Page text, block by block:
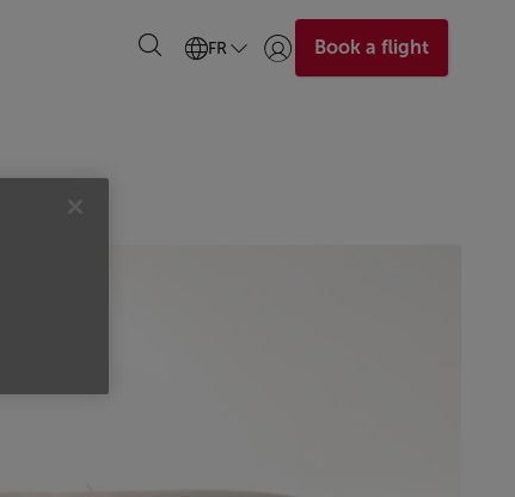
FR Se connecter | S’inscrire)
Book a flight